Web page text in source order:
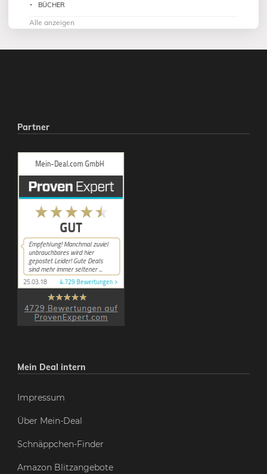
BÜCHER
Alle anzeigen
Partner
Mein Deal intern
Impressum
Über Mein-Deal
Schnäppchen-Finder
Amazon Blitzangebote